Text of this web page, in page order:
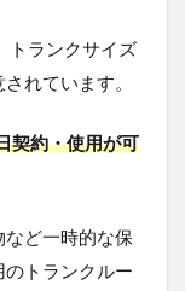
トランクサイズ
れています。
契約・使用が可
など一時的な保
トランクルー